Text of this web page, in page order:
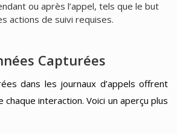
ou après l’appel, tels que le but
actions de suivi requises.
Capturées
dans les journaux d’appels offrent
interaction. Voici un aperçu plus